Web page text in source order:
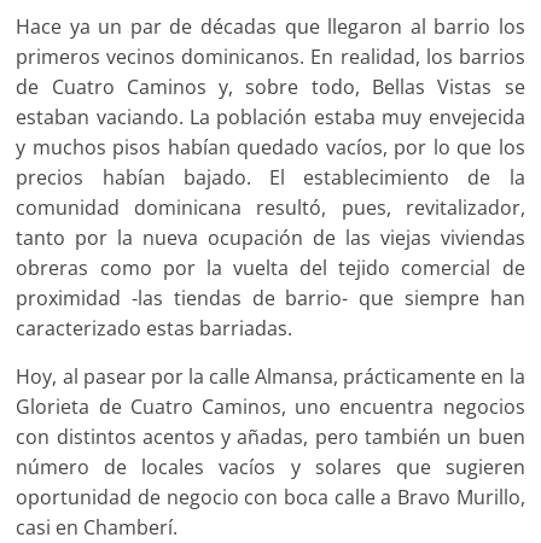
Hace ya un par de décadas que llegaron al barrio los
primeros vecinos dominicanos. En realidad, los barrios
de Cuatro Caminos y, sobre todo, Bellas Vistas se
estaban vaciando. La población estaba muy envejecida
y muchos pisos habían quedado vacíos, por lo que los
precios habían bajado. El establecimiento de la
comunidad dominicana resultó, pues, revitalizador,
tanto por la nueva ocupación de las viejas viviendas
obreras como por la vuelta del tejido comercial de
proximidad -las tiendas de barrio- que siempre han
caracterizado estas barriadas.
Hoy, al pasear por la calle Almansa, prácticamente en la
Glorieta de Cuatro Caminos, uno encuentra negocios
con distintos acentos y añadas, pero también un buen
número de locales vacíos y solares que sugieren
oportunidad de negocio con boca calle a Bravo Murillo,
casi en Chamberí.